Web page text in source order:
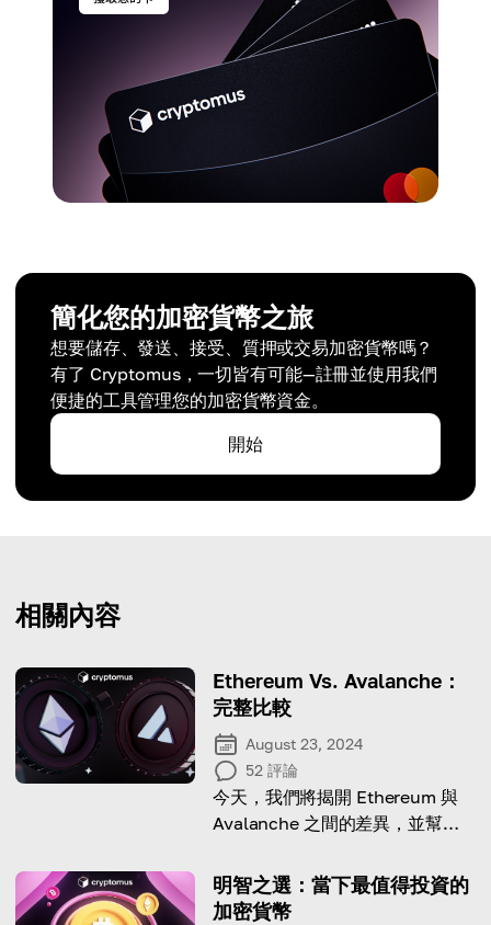
簡化您的加密貨幣之旅
想要儲存、發送、接受、質押或交易加密貨幣嗎？
有了 Cryptomus，一切皆有可能—註冊並使用我們
便捷的工具管理您的加密貨幣資金。
開始
相關內容
Ethereum Vs. Avalanche：
完整比較
August 23, 2024
52 評論
今天，我們將揭開 Ethereum 與
Avalanche 之間的差異，並幫助
明智之選：當下最值得投資的
加密貨幣